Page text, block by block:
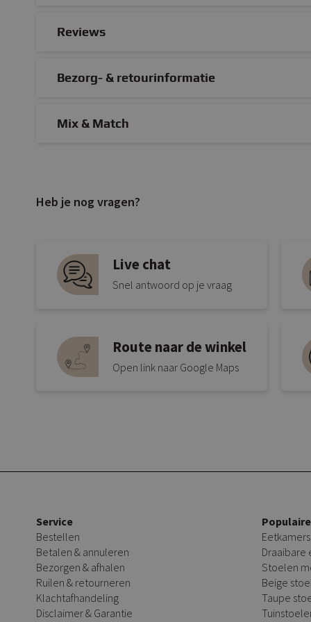
Reviews
Bezorg- & retourinformatie
Mix & Match
Heb je nog vragen?
Live chat
Snel antwoord op je vraag
Route naar de winkel
Open link naar Google Maps
Service
Bestellen
Betalen & annuleren
Bezorgen & afhalen
Ruilen & retourneren
Klachtafhandeling
Disclaimer & Garantie
Stoelen
Beige
Taupe